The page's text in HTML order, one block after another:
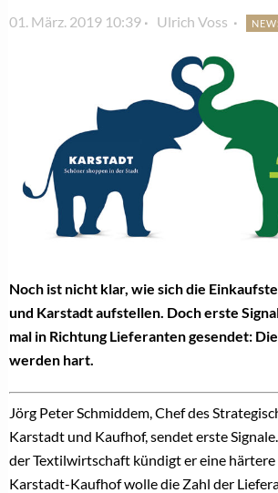
01. März. 2019 10:39 Ulrich Voss
Noch ist nicht klar, wie sich die
und Karstadt aufstellen. Doch erste
mal in Richtung Lieferanten gesendet:
werden hart.
Jörg Peter Schmiddem, Chef des
Karstadt und Kaufhof, sendet erste
der Textilwirtschaft kündigt er eine härtere
Karstadt-Kaufhof wolle die Zahl der